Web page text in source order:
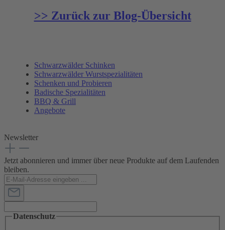
>> Zurück zur Blog-Übersicht
Schwarzwälder Schinken
Schwarzwälder Wurstspezialitäten
Schenken und Probieren
Badische Spezialitäten
BBQ & Grill
Angebote
Newsletter
Jetzt abonnieren und immer über neue Produkte auf dem Laufenden
bleiben.
Datenschutz